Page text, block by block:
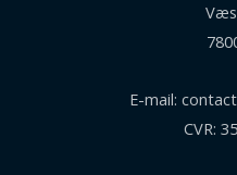
E-mail:
CVR: